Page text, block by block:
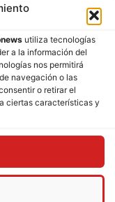
utiliza tecnologías
a la información del
nos permitirá
navegación o las
o retirar el
ciertas características y
Rosa Puch
ayudas públicas o
redactores y
alguna. Realizamos
a la verdad y a la